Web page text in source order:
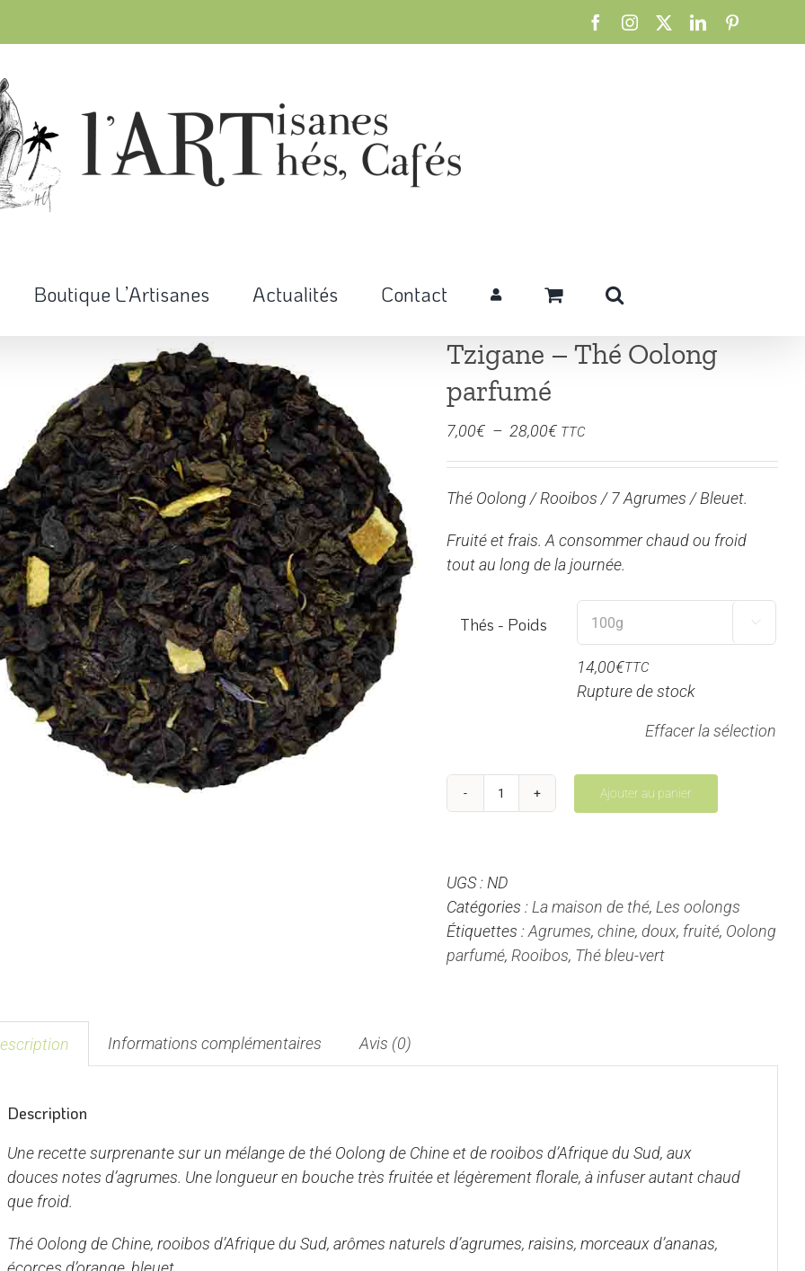
FacebookInstagram LinkedIn
Boutique L’Artisanes Actualités Contact
Tzigane – Thé Oolong
parfumé
7,00€ – 28,00€Plage
7,00€
28,00€
TTC
Thé Oolong / Rooibos / 7 Agrumes / Bleuet.
Fruité et frais. A consommer chaud ou froid
tout au long de la journée.
Thés - Poids 
14,00€TTC
Rupture de stock
Effacer la sélection
quantité
-
Thé
Oolong
parfumé
Ajouter au panier
UGS : ND
Catégories : La maison de thé, Les oolongs
Étiquettes :Agrumes,chine,doux, fruité, Oolong
parfumé, Rooibos, Thé bleu-vert
Informations complémentaires Avis (0)
Description
Une recette surprenante sur un mélange de thé Oolong de Chine et de rooibos d’Afrique du Sud, aux
douces notes d’agrumes. Une longueur en bouche très fruitée et légèrement florale, à infuser autant chaud
que froid.
Thé Oolong de Chine, rooibos d’Afrique du Sud, arômes naturels d’agrumes, raisins, morceaux d’ananas,